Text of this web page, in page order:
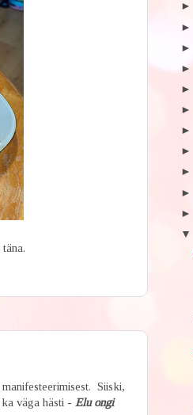
Siiski,
väga hästi - Elu ongi
►
►
►
►
►
►
►
►
►
►
►
▼